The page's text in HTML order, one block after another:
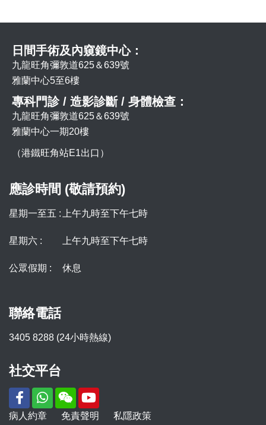
日間手術及內窺鏡中心：
九龍旺角彌敦道625＆639號
雅蘭中心5至6樓
專科門診 / 造影診斷 / 身體檢查：
九龍旺角彌敦道625＆639號
雅蘭中心一期20樓
（港鐵旺角站E1出口）
應診時間 (敬請預約)
星期一至五 :上午九時至下午七時
星期六 : 上午九時至下午七時
公眾假期 : 休息
聯絡電話
3405 8288 (24小時熱線)
社交平台
病人約章 免責聲明 私隱政策